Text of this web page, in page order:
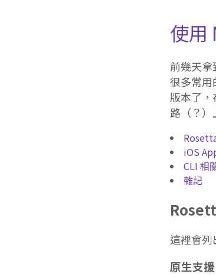
使用
前幾天
很多常
版本了，
路（？
iOS
CLI 相
雜記
這裡會
原生支援